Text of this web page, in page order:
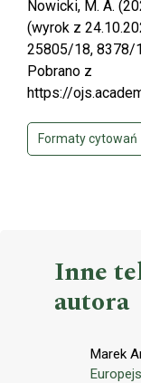
Nowicki, M. A.
(wyrok z
25805/18, 8378/
Pobrano z
https://
Formaty cytowań
Inne
autora
Marek